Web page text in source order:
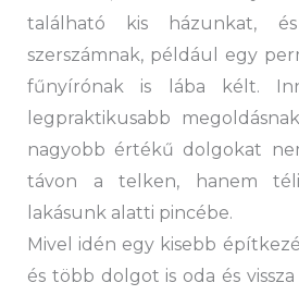
található kis házunkat,
szerszámnak, például egy
fűnyírónak is lába kélt.
legpraktikusabb
nagyobb értékű dolgokat
távon a telken, hanem
lakásunk alatti pincébe.
Mivel idén egy kisebb
és több dolgot is oda és